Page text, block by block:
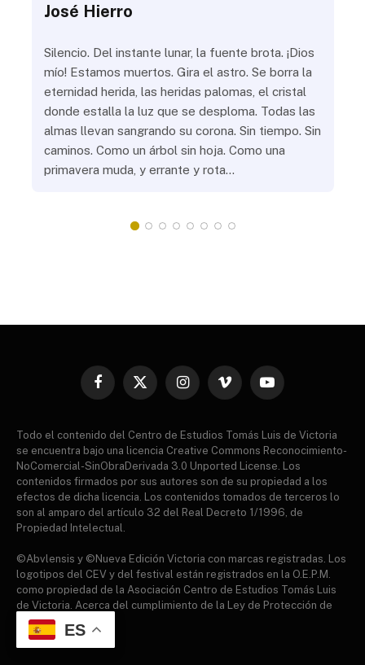
José Hierro
Silencio. Del instante lunar, la fuente brota. ¡Dios
mío! Estamos muertos. Gira el astro. Se borra la
eternidad herida, las heridas palomas, el cristal
donde estalla la luz que se desploma. Todas las
almas llevan sangrando su corona. Sin tiempo. Sin
caminos. Como un árbol sin hoja. Como una
primavera muda, y errante y rota…
Facebook
X
InstagramVimeo YouTube
Todo el contenido del Centro de Estudios Tomás Luis de Victoria
se encuentra bajo una licencia Creative Commons Reconocimiento-
NoComercial-SinObraDerivada 3.0 Unported License. Los
contenidos firmados por sus autores son de su propiedad a los
efectos de dicha licencia. Los contenidos tomados de terceros lo
son al amparo del artículo 32 del Real Decreto 1/1996, de
Propiedad Intelectual.
©Abvlensis y ©Nueva Edición Victoria con marcas registradas. Los
logotipos del CEV y del festival están registrados en la O.E.P.M.
como propiedad de la Asociación Centro de Estudios Tomás Luis
de Victoria. Acerca del cumplimiento de la Ley de Protección de
datos.
ES